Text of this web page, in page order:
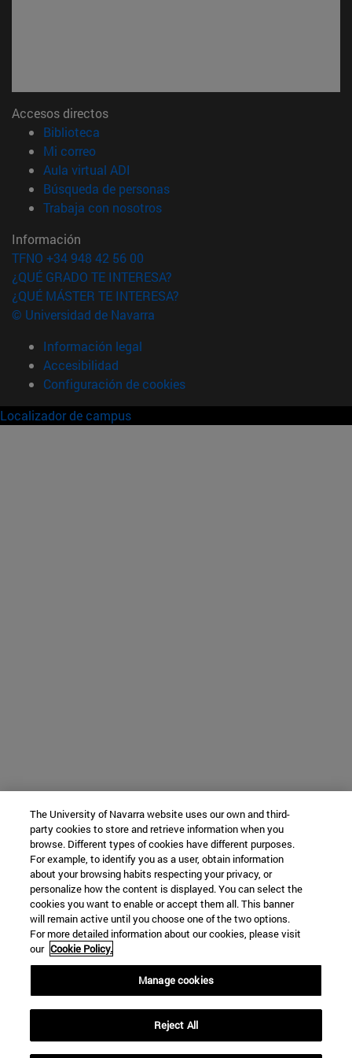
Accesos directos
Biblioteca
Mi correo(abre en nueva ventana)
Aula virtual ADI
Búsqueda de personas(abre en nueva ventana)
Trabaja con nosotros(abre en nueva ventana)
Información
TFNO +34 948 42 56 00
¿QUÉ GRADO TE INTERESA?
¿QUÉ MÁSTER TE INTERESA?
© Universidad de Navarra
Información legal
Accesibilidad
Configuración de cookies
Localizador de campus
The University of Navarra website uses our own and third-
party cookies to store and retrieve information when you
browse. Different types of cookies have different purposes.
For example, to identify you as a user, obtain information
about your browsing habits respecting your privacy, or
personalize how the content is displayed. You can select the
cookies you want to enable or accept them all. This banner
will remain active until you choose one of the two options.
For more detailed information about our cookies, please visit
our Cookie Policy.
Manage cookies
Reject All